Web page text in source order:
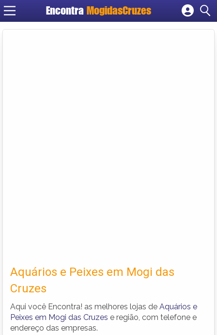
Encontra MogidasCruzes
Cadastrar empresa
Aquários e Peixes em Mogi das
Cruzes
Aqui você Encontra! as melhores lojas de Aquários e
Peixes em Mogi das Cruzes e região, com telefone e
endereço das empresas.